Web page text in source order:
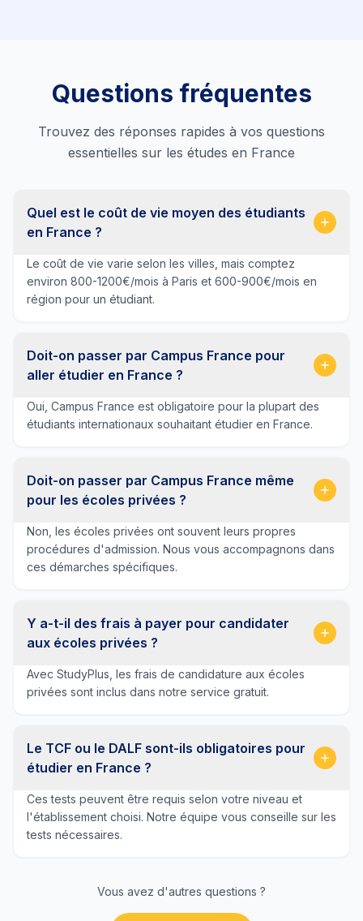
Questions fréquentes
Trouvez des réponses rapides à vos questions
essentielles sur les études en France
Quel est le coût de vie moyen des étudiants
en France ?
Le coût de vie varie selon les villes, mais comptez
environ 800-1200€/mois à Paris et 600-900€/mois en
région pour un étudiant.
Doit-on passer par Campus France pour
aller étudier en France ?
Oui, Campus France est obligatoire pour la plupart des
étudiants internationaux souhaitant étudier en France.
Doit-on passer par Campus France même
pour les écoles privées ?
Non, les écoles privées ont souvent leurs propres
procédures d'admission. Nous vous accompagnons dans
ces démarches spécifiques.
Y a-t-il des frais à payer pour candidater
aux écoles privées ?
Avec StudyPlus, les frais de candidature aux écoles
privées sont inclus dans notre service gratuit.
Le TCF ou le DALF sont-ils obligatoires pour
étudier en France ?
Ces tests peuvent être requis selon votre niveau et
l'établissement choisi. Notre équipe vous conseille sur les
tests nécessaires.
Vous avez d'autres questions ?